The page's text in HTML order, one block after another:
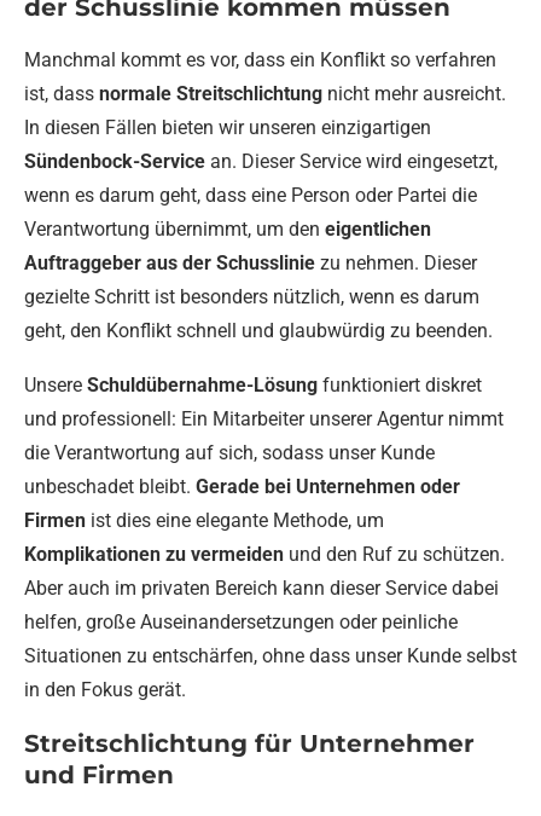
der Schusslinie kommen müssen
Manchmal kommt es vor, dass ein Konflikt so verfahren
ist, dass normale Streitschlichtung nicht mehr ausreicht.
In diesen Fällen bieten wir unseren einzigartigen
Sündenbock-Service an. Dieser Service wird eingesetzt,
wenn es darum geht, dass eine Person oder Partei die
Verantwortung übernimmt, um den eigentlichen
Auftraggeber aus der Schusslinie zu nehmen. Dieser
gezielte Schritt ist besonders nützlich, wenn es darum
geht, den Konflikt schnell und glaubwürdig zu beenden.
Unsere Schuldübernahme-Lösung funktioniert diskret
und professionell: Ein Mitarbeiter unserer Agentur nimmt
die Verantwortung auf sich, sodass unser Kunde
unbeschadet bleibt. Gerade bei Unternehmen oder
Firmen ist dies eine elegante Methode, um
Komplikationen zu vermeiden und den Ruf zu schützen.
Aber auch im privaten Bereich kann dieser Service dabei
helfen, große Auseinandersetzungen oder peinliche
Situationen zu entschärfen, ohne dass unser Kunde selbst
in den Fokus gerät.
Streitschlichtung für Unternehmer
und Firmen